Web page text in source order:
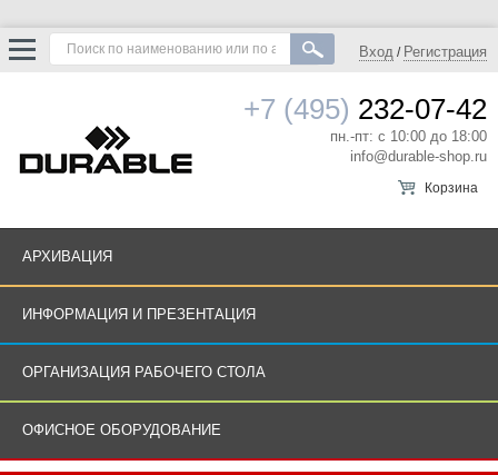
Вход / Регистрация
+7 (495) 232-07-42
пн.-пт: с 10:00 до 18:00
info@durable-shop.ru
Корзина
АРХИВАЦИЯ
ИНФОРМАЦИЯ И ПРЕЗЕНТАЦИЯ
ОРГАНИЗАЦИЯ РАБОЧЕГО СТОЛА
ОФИСНОЕ ОБОРУДОВАНИЕ